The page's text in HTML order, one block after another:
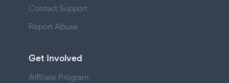
Contact Support
Report Abuse
Get Involved
Affiliate Program